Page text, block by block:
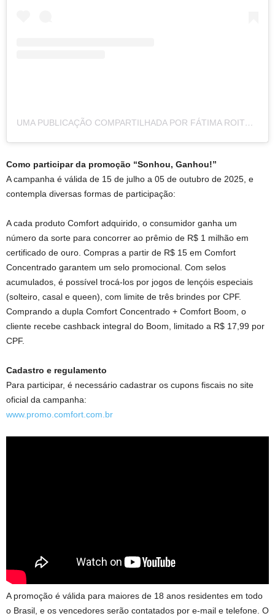
UMA PUBLICAÇÃO COMPARTILHADA POR FÁTIMA ROITMAN (@FATIMAACIOLIREAL)
Como participar da promoção “Sonhou, Ganhou!”
A campanha é válida de 15 de julho a 05 de outubro de 2025, e
contempla diversas formas de participação:
A cada produto Comfort adquirido, o consumidor ganha um
número da sorte para concorrer ao prêmio de R$ 1 milhão em
certificado de ouro. Compras a partir de R$ 15 em Comfort
Concentrado garantem um selo promocional. Com selos
acumulados, é possível trocá-los por jogos de lençóis especiais
(solteiro, casal e queen), com limite de três brindes por CPF.
Comprando a dupla Comfort Concentrado + Comfort Boom, o
cliente recebe cashback integral do Boom, limitado a R$ 17,99 por
CPF.
Cadastro e regulamento
Para participar, é necessário cadastrar os cupons fiscais no site
oficial da campanha:
www.promo.comfort.com.br
A promoção é válida para maiores de 18 anos residentes em todo
o Brasil, e os vencedores serão contatados por e-mail e telefone. O